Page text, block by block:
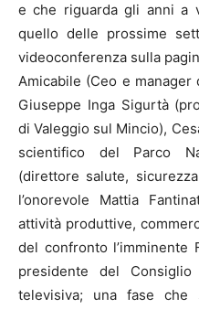
e che riguarda gli anni a
quello delle prossime
videoconferenza sulla
Amicabile (Ceo e manager
Giuseppe Inga Sigurtà
di Valeggio sul Mincio),
scientifico del Parco
(direttore salute,
l’onorevole Mattia
attività produttive,
del confronto l’imminente
presidente del
televisiva; una fase